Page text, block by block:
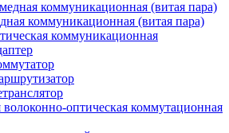
коммуникационная (витая пара)
коммуникационная
оптическая коммутационная